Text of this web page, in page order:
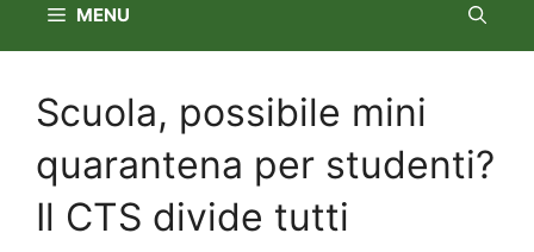
MENU
Scuola, possibile mini
quarantena per studenti?
Il CTS divide tutti